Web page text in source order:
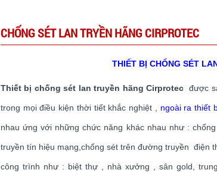
CHỐNG SÉT LAN TRYỀN HÃNG CIRPROTEC
THIẾT BỊ CHỐNG SÉT
Thiết bị chống sét lan truyền hãng Cirprotec được
trong mọi điều kiện thời tiết khắc nghiệt , ngoài ra thiết
nhau ứng với những chức năng khác nhau như :
truyền tín hiệu mạng,chống sét trên đường truyền điện
công trình như : biệt thự , nhà xưởng , sân gold,